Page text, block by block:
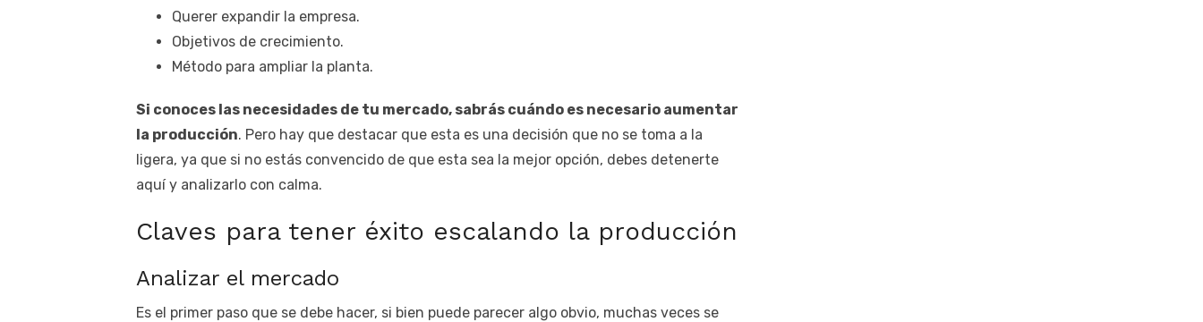
Querer expandir la empresa.
Objetivos de crecimiento.
Método para ampliar la planta.
Si conoces las necesidades de tu mercado, sabrás cuándo es necesario aumentar
la producción. Pero hay que destacar que esta es una decisión que no se toma a la
ligera, ya que si no estás convencido de que esta sea la mejor opción, debes detenerte
aquí y analizarlo con calma.
Claves para tener éxito escalando la producción
Analizar el mercado
Es el primer paso que se debe hacer, si bien puede parecer algo obvio, muchas veces se